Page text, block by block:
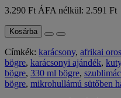
3.290 Ft ÁFA nélkül: 2.591 Ft
Kosárba
Címkék: karácsony, afrikai
bögre, karácsonyi ajándék,
bögre, 330 ml bögre,
bögre, mikrohullámú sütőben